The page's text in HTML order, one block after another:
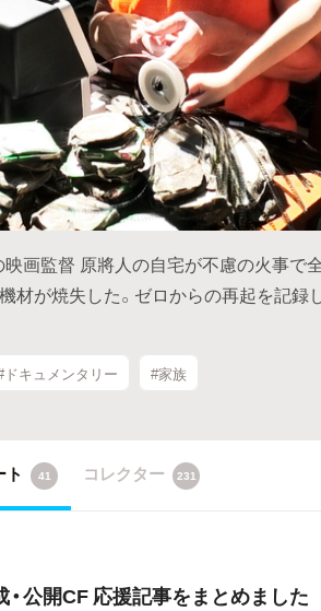
映画監督 原將人の自宅が不慮の火事で
が焼失した。ゼロからの再起を記録
ドキュメンタリー #家族
41 コレクター 231
・公開CF 応援記事をまとめました